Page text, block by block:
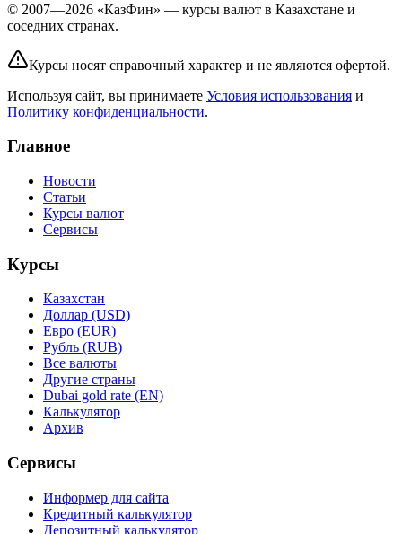
© 2007—2026 «КазФин» — курсы валют в Казахстане и
соседних странах.
Курсы носят справочный характер и не являются офертой.
Используя сайт, вы принимаете Условия использования и
Политику конфиденциальности.
Главное
Новости
Статьи
Курсы валют
Сервисы
Курсы
Казахстан
Доллар (USD)
Евро (EUR)
Рубль (RUB)
Все валюты
Другие страны
Dubai gold rate (EN)
Калькулятор
Архив
Сервисы
Информер для сайта
Кредитный калькулятор
Депозитный калькулятор